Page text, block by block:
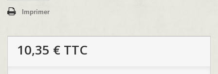
Imprimer
10,35 € TTC